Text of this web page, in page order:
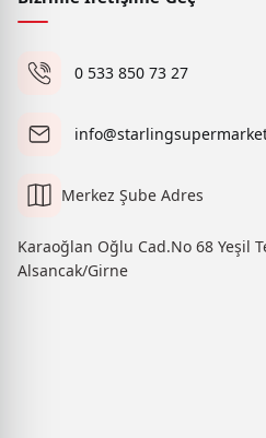
0 533 850 73 27
Merkez Şube Adres
Karaoğlan Oğlu Cad.No 68 Yeşil
Alsancak/Girne